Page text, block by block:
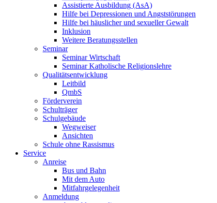
Assistierte Ausbildung (AsA)
Hilfe bei Depressionen und Angststörungen
Hilfe bei häuslicher und sexueller Gewalt
Inklusion
Weitere Beratungsstellen
Seminar
Seminar Wirtschaft
Seminar Katholische Religionslehre
Qualitätsentwicklung
Leitbild
QmbS
Förderverein
Schulträger
Schulgebäude
Wegweiser
Ansichten
Schule ohne Rassismus
Service
Anreise
Bus und Bahn
Mit dem Auto
Mitfahrgelegenheit
Anmeldung